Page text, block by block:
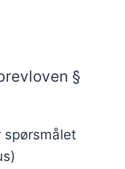
§
spørsmålet